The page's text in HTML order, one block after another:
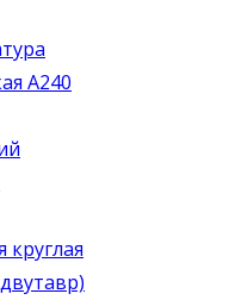
А240
круглая